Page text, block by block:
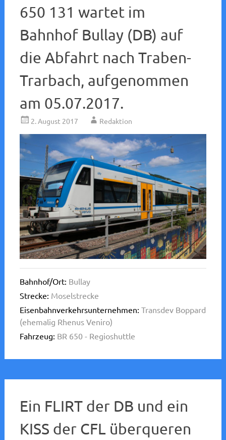
650 131 wartet im
Bahnhof Bullay (DB) auf
die Abfahrt nach Traben-
Trarbach, aufgenommen
am 05.07.2017.
2. August 2017 Redaktion
Bahnhof/Ort: Bullay
Strecke: Moselstrecke
Eisenbahnverkehrsunternehmen: Transdev Boppard
(ehemalig Rhenus Veniro)
Fahrzeug: BR 650 - Regioshuttle
Ein FLIRT der DB und ein
KISS der CFL überqueren